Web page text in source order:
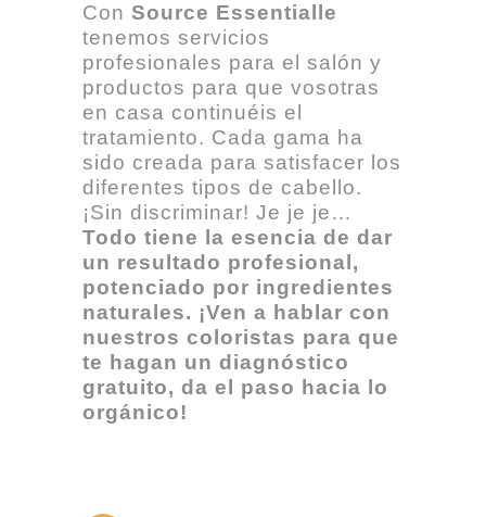
Con Source Essentialle
tenemos servicios
profesionales para el salón y
productos para que vosotras
en casa continuéis el
tratamiento. Cada gama ha
sido creada para satisfacer los
diferentes tipos de cabello.
¡Sin discriminar! Je je je…
Todo tiene la esencia de dar
un resultado profesional,
potenciado por ingredientes
naturales. ¡Ven a hablar con
nuestros coloristas para que
te hagan un diagnóstico
gratuito, da el paso hacia lo
orgánico!